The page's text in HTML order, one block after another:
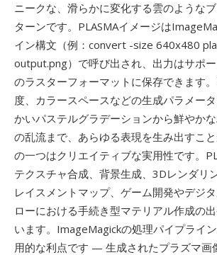
ニークな、滑らかに変化する雲のような
ターンです。PLASMAイメージは
イン構文（例：convert -size 640x480
output.png）で呼び出され、出力はサポ
のラスターフォーマットに保存できます
度、カラースペースなどの生成パラメー
かいパステルグラデーションから鮮やか
の乱流まで、あらゆる表現を生み出すこ
の一つはクリエイティブな実用性です。
テクスチャ合成、背景生成、3Dレンダリ
レイスメントマップ、ゲーム開発やデジ
ローにおける手続き型マテリアル作成の
います。ImageMagickの処理パイプライ
用的な利点です — 生成されたプラズマ画